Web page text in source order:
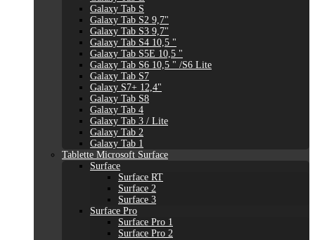
Galaxy Tab S
Galaxy Tab S2 9,7"
Galaxy Tab S3 9,7"
Galaxy Tab S4 10,5 "
Galaxy Tab S5E 10,5 "
Galaxy Tab S6 10,5 " /S6 Lite
Galaxy Tab S7
Galaxy S7+ 12,4"
Galaxy Tab S8
Galaxy Tab 4
Galaxy Tab 3 / Lite
Galaxy Tab 2
Galaxy Tab 1
Tablette Microsoft Surface
Surface
Surface RT
Surface 2
Surface 3
Surface Pro
Surface Pro 1
Surface Pro 2